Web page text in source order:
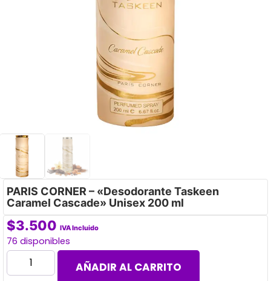
PARIS CORNER – «Desodorante Taskeen
Caramel Cascade» Unisex 200 ml
$3.500 IVA Incluido
76 disponibles
AÑADIR AL CARRITO